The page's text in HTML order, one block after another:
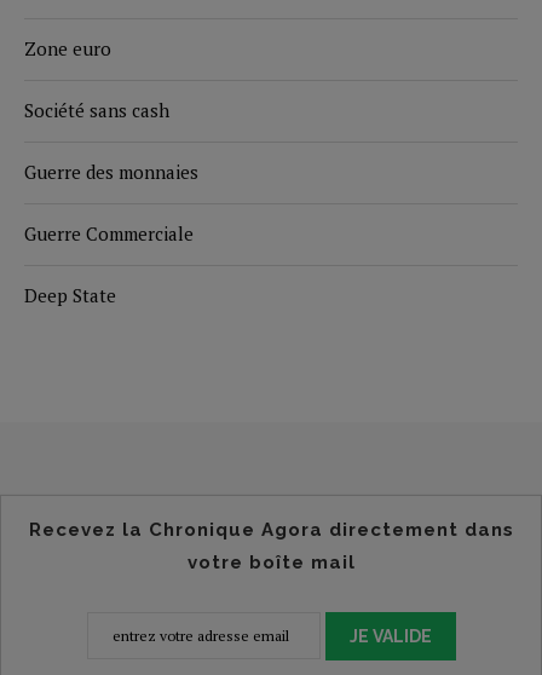
Zone euro
Société sans cash
Guerre des monnaies
Guerre Commerciale
Deep State
Recevez la Chronique Agora directement dans
votre boîte mail
JE VALIDE